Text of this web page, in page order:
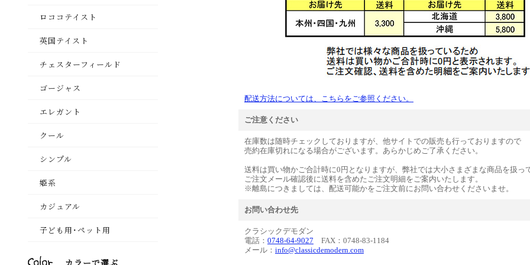
配送方法については、こちらをご参照ください。
ご注意ください
在庫数は随時チェックしておりますが、他サイトでの販売も行っておりますので
売約在庫切れになる場合がございます。あらかじめご了承ください。
送料は買い物かご合計時に0円となりますが、弊社では大小さまざまな商品を扱っ
ご注文メール確認後に送料を含めたご注文明細をご案内いたします。
※離島につきましては、配送可能かをご注文前にお問い合わせくださいませ。
お問い合わせ先
クラシックデモダン
電話： 0748-64-9027 FAX：0748-83-1184
メール： info@classicdemodern.com